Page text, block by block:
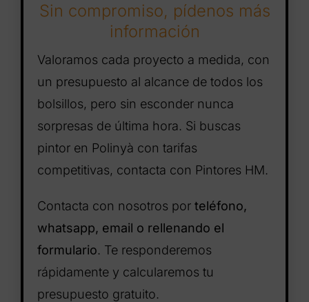
Sin compromiso, pídenos más
información
Valoramos cada proyecto a medida, con
un presupuesto al alcance de todos los
bolsillos, pero sin esconder nunca
sorpresas de última hora. Si buscas
pintor en Polinyà con tarifas
competitivas, contacta con Pintores HM.
Contacta con nosotros por teléfono,
whatsapp, email o rellenando el
formulario. Te responderemos
rápidamente y calcularemos tu
presupuesto gratuito.